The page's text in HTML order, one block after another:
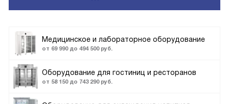
Медицинское и лабораторное оборудование
от 69 990 до 494 500 руб.
Оборудование для гостиниц и ресторанов
от 58 150 до 743 290 руб.